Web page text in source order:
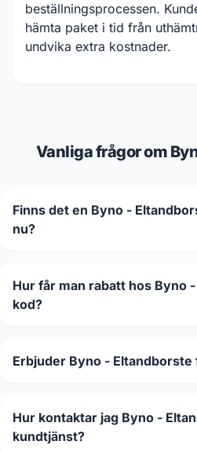
beställningsprocessen.
hämta paket i tid från
undvika extra kostnader.
Vanliga frågor om
Finns det en Byno -
nu?
Hur får man rabatt hos Byno
kod?
Erbjuder Byno -
Hur kontaktar jag Byno -
kundtjänst?